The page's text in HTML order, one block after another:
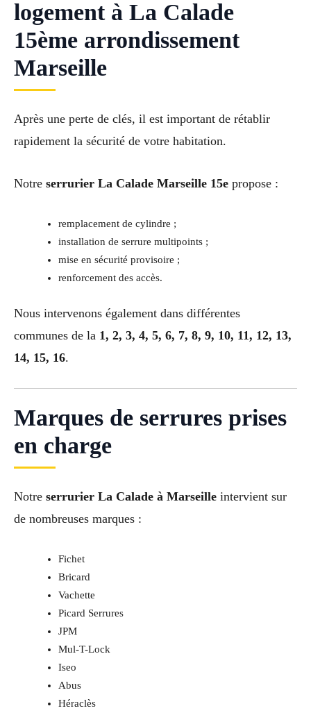
logement à La Calade
15ème arrondissement
Marseille
Après une perte de clés, il est important de rétablir
rapidement la sécurité de votre habitation.
Notre serrurier La Calade Marseille 15e propose :
remplacement de cylindre ;
installation de serrure multipoints ;
mise en sécurité provisoire ;
renforcement des accès.
Nous intervenons également dans différentes
communes de la 1, 2, 3, 4, 5, 6, 7, 8, 9, 10, 11, 12, 13,
14, 15, 16.
Marques de serrures prises
en charge
Notre serrurier La Calade à Marseille intervient sur
de nombreuses marques :
Fichet
Bricard
Vachette
Picard Serrures
JPM
Mul-T-Lock
Iseo
Abus
Héraclès